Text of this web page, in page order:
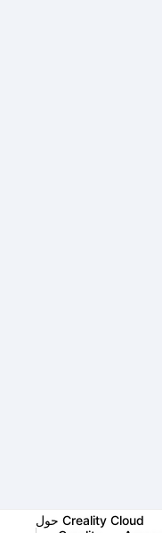
حول Creality Cloud